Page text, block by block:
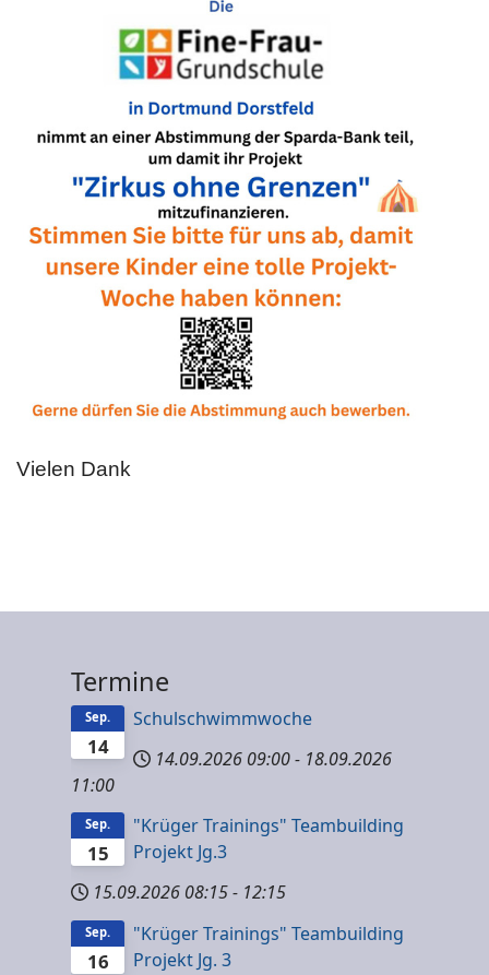
Vielen Dank
Termine
14
Sep.
Schulschwimmwoche
14.09.2026 09:00- 18.09.2026
11:00
15
Sep.
"Krüger Trainings" Teambuilding
Projekt Jg.3
15.09.2026 08:15- 12:15
16
Sep.
"Krüger Trainings" Teambuilding
Projekt Jg. 3